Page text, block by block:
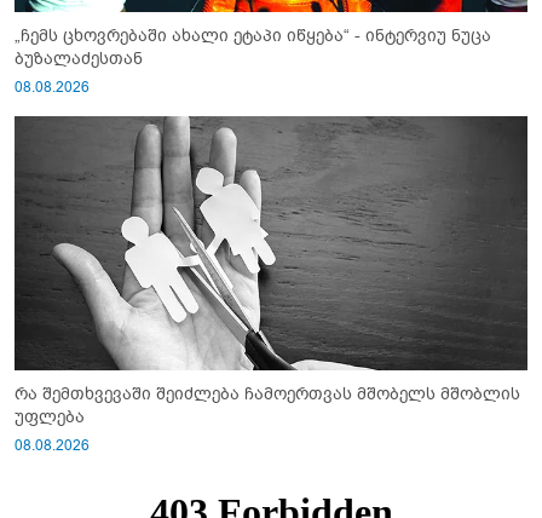
„ჩემს ცხოვრებაში ახალი ეტაპი იწყება“ - ინტერვიუ ნუცა
ბუზალაძესთან
08.08.2026
რა შემთხვევაში შეიძლება ჩამოერთვას მშობელს მშობლის
უფლება
08.08.2026